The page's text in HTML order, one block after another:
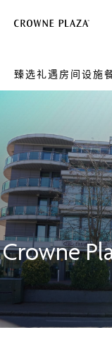
臻选礼遇 房间设施
Crowne